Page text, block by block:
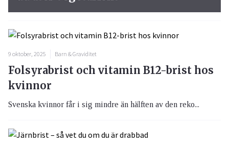
9 oktober, 2025 Barn & Graviditet
Folsyrabrist och vitamin B12-brist hos
kvinnor
Svenska kvinnor får i sig mindre än hälften av den reko...